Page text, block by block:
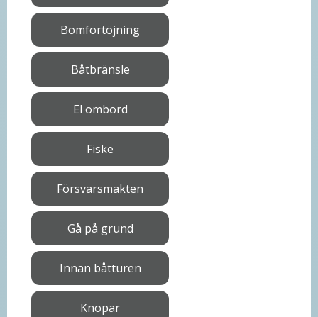
Bomförtöjning
Båtbränsle
El ombord
Fiske
Försvarsmakten
Gå på grund
Innan båtturen
Knopar